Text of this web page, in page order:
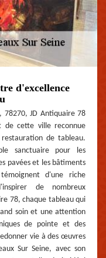
d'excellence
78270, JD Antiquaire 78
de cette ville reconnue
de tableau.
sanctuaire pour les
pavées et les bâtiments
d'une riche
de nombreux
78, chaque tableau qui
soin et une attention
de pointe et des
vie à des œuvres
Sur Seine, avec son